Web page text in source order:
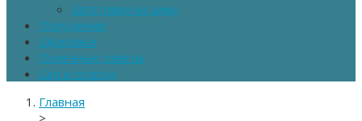
Заготовки на зиму
Похудение
Здоровье
Полезные советы
Сад и огород
Главная
>